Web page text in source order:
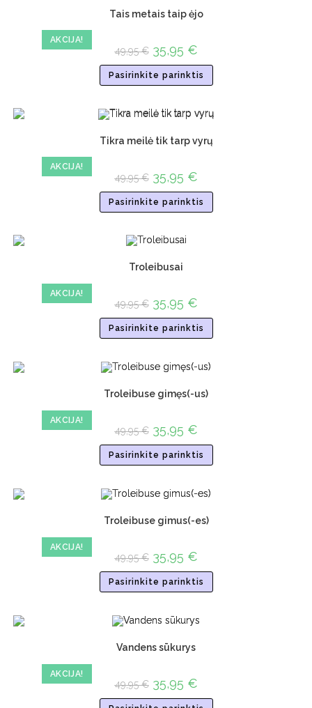
AKCIJA!
Tais metais taip ėjo
49,95€ 35,95 €
Pasirinkite parinktis
AKCIJA!
Tikra meilė tik tarp vyrų
49,95€ 35,95 €
Pasirinkite parinktis
AKCIJA!
Troleibusai
49,95€ 35,95 €
Pasirinkite parinktis
AKCIJA!
Troleibuse gimęs(-us)
49,95€ 35,95 €
Pasirinkite parinktis
AKCIJA!
Troleibuse gimus(-es)
49,95€ 35,95 €
Pasirinkite parinktis
AKCIJA!
Vandens sūkurys
49,95€ 35,95 €